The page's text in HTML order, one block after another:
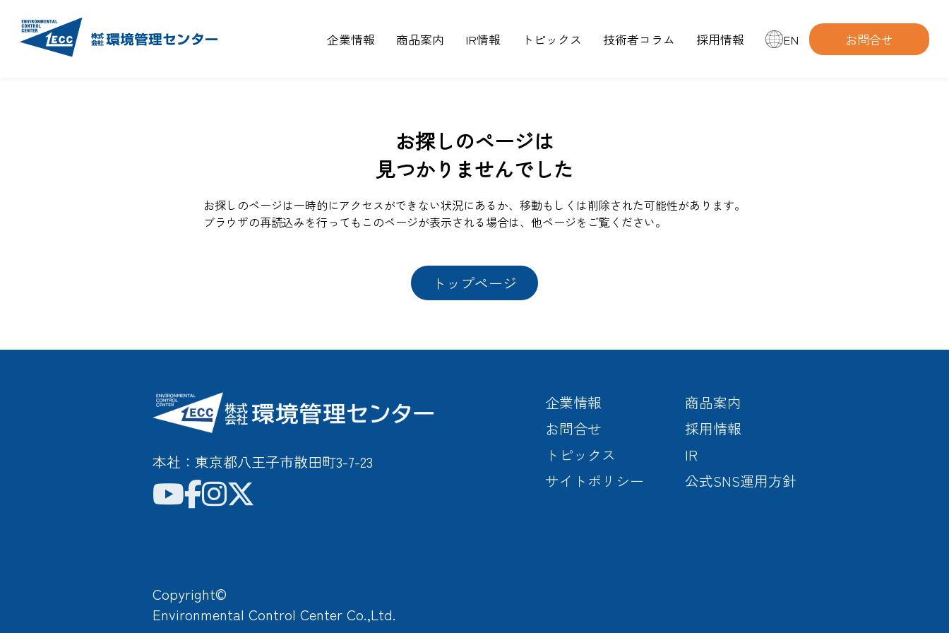
企業情報 商品案内 IR情報 トピックス 技術者コラム 採用情報 EN お問合せ
お探しのページは
見つかりませんでした
お探しのページは一時的にアクセスができない状況にあるか、移動もしくは削除された可能性があります。
ブラウザの再読込みを行ってもこのページが表示される場合は、他ページをご覧ください。
トップページ
本社：東京都八王子市散田町3-7-23
Copyright©
Environmental Control Center Co.,Ltd.
企業情報
商品案内
お問合せ
採用情報
トピックス
IR
サイトポリシー
公式SNS運用方針